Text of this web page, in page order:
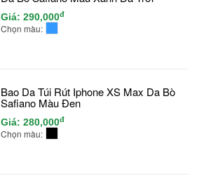
Giá: 290,000đ
Chọn màu:
Bao Da Túi Rút Iphone XS Max Da Bò
Safiano Màu Đen
Giá: 280,000đ
Chọn màu: